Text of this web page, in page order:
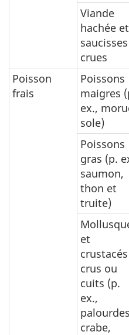
Viande
hachée et
saucisses
crues
Poisson
frais
Poissons
maigres
ex.,
sole)
Poissons
gras (p.
saumon,
thon et
truite)
et
crustacés
crus ou
cuits (p.
ex.,
crabe,